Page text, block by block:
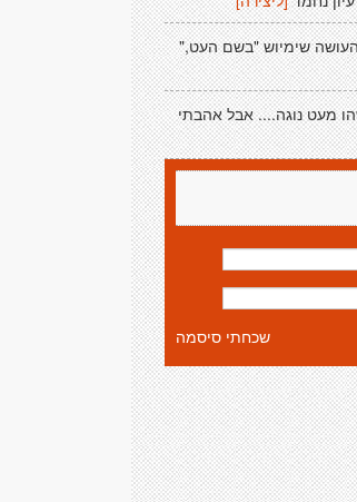
שימיוש "בשם העט,"
מעט נוגה.... אבל אהבתי
שכחתי סיסמה